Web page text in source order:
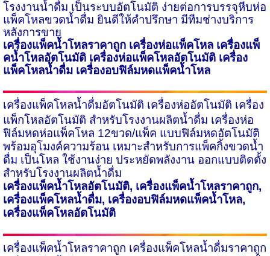
โรงงานน้ำดื่ม เป็นระบบอัตโนมัติ ง่ายต่อการบรรจุหีบห่อ
แพ็คโหลขวดน้ำดื่ม ยินดีให้คำปรึกษา มีทีมช่างบริการ
หลังการขาย
เครื่องแพ็คน้ำโหลราคาถูก เครื่องห่อแพ็คโหล เครื่องแพ็
คน้ำโหลอัตโนมัติ เครื่องห่อแพ็คโหลอัตโนมัติ เครื่อง
แพ็คโหลน้ำดื่ม เครื่องอบฟิล์มหดแพ็คน้ำโหล
เครื่องแพ็คโหลน้ำดื่มอัตโนมัติ เครื่องห่ออัตโนมัติ เครื่อง
แพ็กโหลอัตโนมัติ สำหรับโรงงานผลิตน้ำดื่ม เครื่องห่อ
ฟิล์มหดห่อแพ็คโหล 12ขวด/แพ็ค แบบฟิล์มหดอัตโนมัติ
พร้อมอุโมงค์ความร้อน เหมาะสำหรับการแพ็คกิ้งขวดน้ำ
ดื่ม เป็นโหล ใช้งานง่าย ประหยัดพลังงาน ออกแบบติดตั้ง
สำหรับโรงงานผลิตน้ำดื่ม
เครื่องแพ็คน้ำโหลอัตโนมัติ, เครื่องแพ็คน้ำโหลราคาถูก,
เครื่องแพ็คโหลน้ำดื่ม, เครื่องอบฟิล์มหดแพ็คน้ำโหล,
เครื่องแพ็คโหลอัตโนมัติ
เครื่องแพ็คน้ำโหลราคาถูก เครื่องแพ็คโหลน้ำดื่มราคาถูก